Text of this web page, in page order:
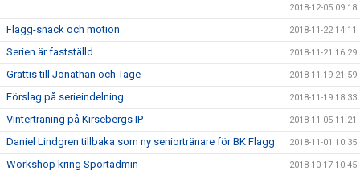
2018-12-05 09:18
Flagg-snack och motion 2018-11-22 14:11
Serien är fastställd 2018-11-21 16:29
Grattis till Jonathan och Tage 2018-11-19 21:59
Förslag på serieindelning 2018-11-19 18:33
Vinterträning på Kirsebergs IP 2018-11-05 11:21
Daniel Lindgren tillbaka som ny seniortränare för BK Flagg 2018-11-01 10:35
Workshop kring Sportadmin 2018-10-17 10:45